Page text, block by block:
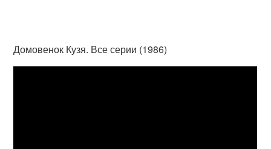
Домовенок Кузя. Все серии (1986)